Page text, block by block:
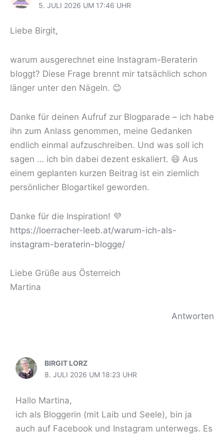
5. JULI 2026 UM 17:46 UHR
Liebe Birgit,
warum ausgerechnet eine Instagram-Beraterin
bloggt? Diese Frage brennt mir tatsächlich schon
länger unter den Nägeln. 😊
Danke für deinen Aufruf zur Blogparade – ich habe
ihn zum Anlass genommen, meine Gedanken
endlich einmal aufzuschreiben. Und was soll ich
sagen … ich bin dabei dezent eskaliert. 😄 Aus
einem geplanten kurzen Beitrag ist ein ziemlich
persönlicher Blogartikel geworden.
Danke für die Inspiration! 💜
https://loerracher-leeb.at/warum-ich-als-
instagram-beraterin-blogge/
Liebe Grüße aus Österreich
Martina
Antworten
BIRGIT LORZ
8. JULI 2026 UM 18:23 UHR
Hallo Martina,
ich als Bloggerin (mit Laib und Seele), bin ja
auch auf Facebook und Instagram unterwegs. Es